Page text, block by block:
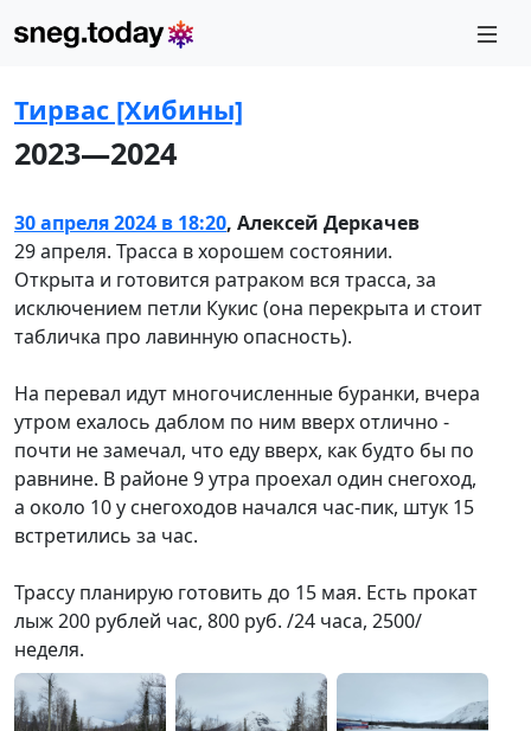
Тирвас [Хибины]
2023—2024
30 апреля 2024 в 18:20, Алексей Деркачев
29 апреля. Трасса в хорошем состоянии.
Открыта и готовится ратраком вся трасса, за
исключением петли Кукис (она перекрыта и стоит
табличка про лавинную опасность).
На перевал идут многочисленные буранки, вчера
утром ехалось даблом по ним вверх отлично -
почти не замечал, что еду вверх, как будто бы по
равнине. В районе 9 утра проехал один снегоход,
а около 10 у снегоходов начался час-пик, штук 15
встретились за час.
Трассу планирую готовить до 15 мая. Есть прокат
лыж 200 рублей час, 800 руб. /24 часа, 2500/
неделя.